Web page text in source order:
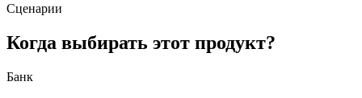
Сценарии
Когда выбирать этот продукт?
Банк